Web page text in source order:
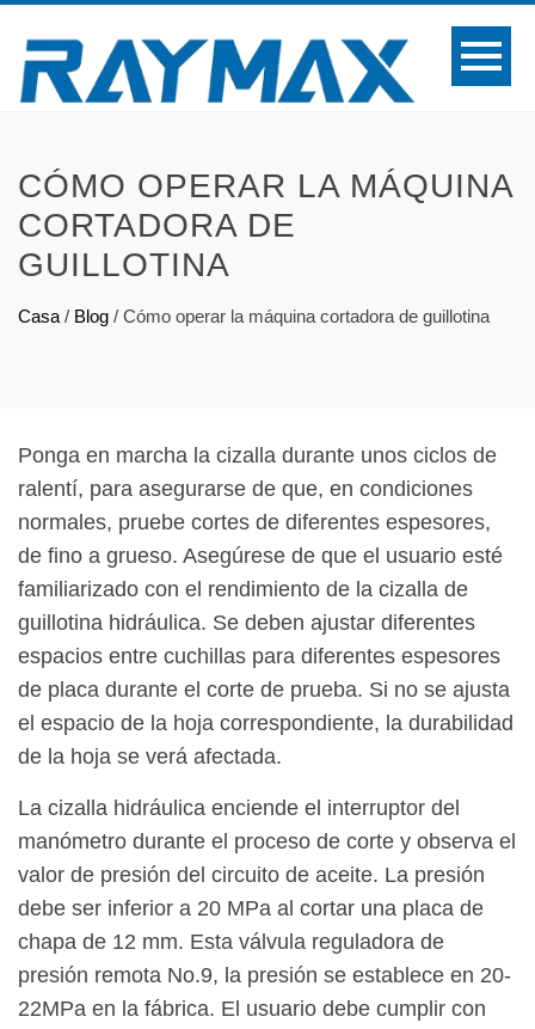
CÓMO OPERAR LA MÁQUINA
CORTADORA DE
GUILLOTINA
Casa / Blog / Cómo operar la máquina cortadora de guillotina
Ponga en marcha la cizalla durante unos ciclos de
ralentí, para asegurarse de que, en condiciones
normales, pruebe cortes de diferentes espesores,
de fino a grueso. Asegúrese de que el usuario esté
familiarizado con el rendimiento de la cizalla de
guillotina hidráulica. Se deben ajustar diferentes
espacios entre cuchillas para diferentes espesores
de placa durante el corte de prueba. Si no se ajusta
el espacio de la hoja correspondiente, la durabilidad
de la hoja se verá afectada.
La cizalla hidráulica enciende el interruptor del
manómetro durante el proceso de corte y observa el
valor de presión del circuito de aceite. La presión
debe ser inferior a 20 MPa al cortar una placa de
chapa de 12 mm. Esta válvula reguladora de
presión remota No.9, la presión se establece en 20-
22MPa en la fábrica. El usuario debe cumplir con